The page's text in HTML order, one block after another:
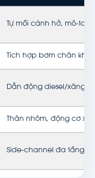
Tự mồi cánh hở, mô-tơ
Tích hợp bơm chân
Dẫn động diesel/xăng,
Thân nhôm, động cơ
Side-channel đa tầng